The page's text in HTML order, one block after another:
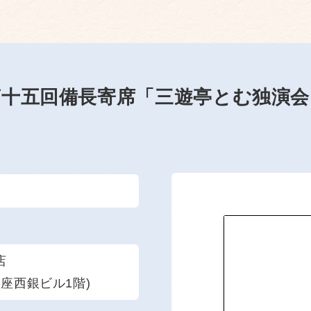
五回備長寄席「三遊亭とむ独演
西銀ビル1階)